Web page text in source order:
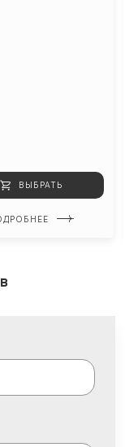
ВЫБРАТЬ